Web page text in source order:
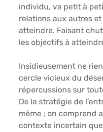
individu, va petit à
relations aux autres
atteindre. Faisant
les objectifs à
Insidieusement ne
cercle vicieux du
répercussions sur
De la stratégie de
même ; on comprend
contexte incertain